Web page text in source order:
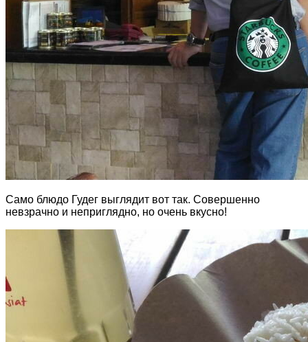
Само блюдо Гудег выглядит вот так. Совершенно
невзрачно и неприглядно, но очень вкусно!